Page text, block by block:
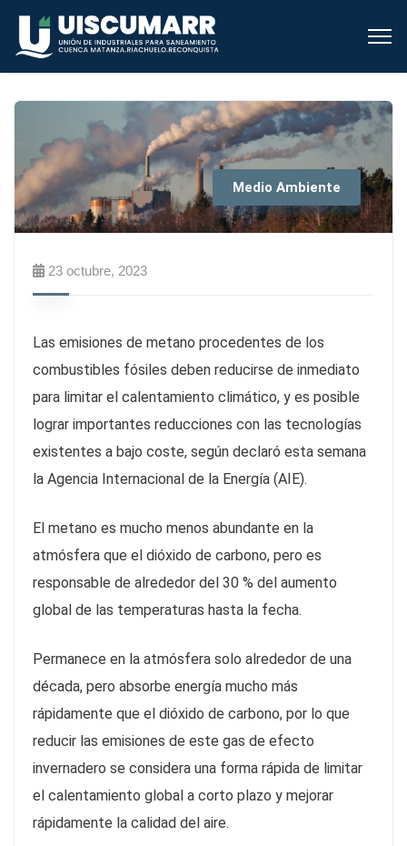
Medio Ambiente
23 octubre, 2023
Las emisiones de metano procedentes de los
combustibles fósiles deben reducirse de inmediato
para limitar el calentamiento climático, y es posible
lograr importantes reducciones con las tecnologías
existentes a bajo coste, según declaró esta semana
la Agencia Internacional de la Energía (AIE).
El metano es mucho menos abundante en la
atmósfera que el dióxido de carbono, pero es
responsable de alrededor del 30 % del aumento
global de las temperaturas hasta la fecha.
Permanece en la atmósfera solo alrededor de una
década, pero absorbe energía mucho más
rápidamente que el dióxido de carbono, por lo que
reducir las emisiones de este gas de efecto
invernadero se considera una forma rápida de limitar
el calentamiento global a corto plazo y mejorar
rápidamente la calidad del aire.